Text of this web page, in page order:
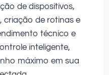
de dispositivos,
criação de rotinas e
técnico e
inteligente,
máximo em sua